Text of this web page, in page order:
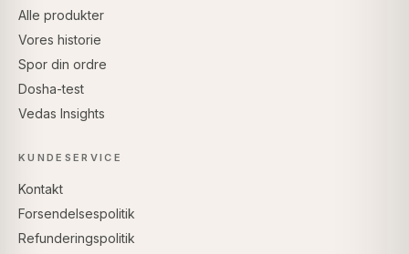
Alle produkter
Vores historie
Spor din ordre
Dosha-test
Vedas Insights
KUNDESERVICE
Kontakt
Forsendelsespolitik
Refunderingspolitik